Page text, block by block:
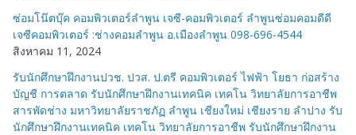
ซ่อมโน๊ตบุ๊ค คอมพิวเตอร์ลำพูน เจซี-คอมพิวเตอร์ ลำพูนซ่อมคอมดีดี
เจซีคอมพิวเตอร์ :ช่างคอมลำพูน อ.เมืองลำพูน 098-696-4544
สิงหาคม 11, 2024
รับนักศึกษาฝึกงานปวช. ปวส. ป.ตรี คอมพิวเตอร์ ไฟฟ้า โยธา ก่อสร้าง
บัญชี การตลาด รับนักศึกษาฝึกงานเทคนิค เทคโน วิทยาลัยการอาชีพ
สารพัดช่าง มหาวิทยาลัยราชภัฏ ลำพูน เชียงใหม่ เชียงราย ลำปาง รับ
นักศึกษาฝึกงานเทคนิค เทคโน วิทยาลัยการอาชีพ รับนักศึกษาฝึกงาน